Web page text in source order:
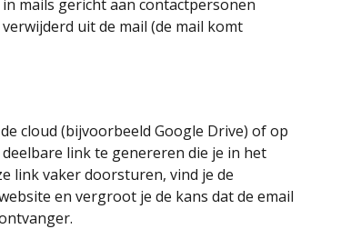
mails gericht aan contactpersonen
uit de mail (de mail komt
cloud (bijvoorbeeld Google Drive) of op
link te genereren die je in het
link vaker doorsturen, vind je de
en vergroot je de kans dat de email